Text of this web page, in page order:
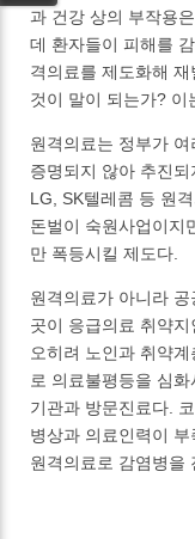
과 건강 상의 부작용
데 환자들이 피해를
격의료를 제도화해
것이 말이 되는가? 이
원격의료는 정부가
증명되지 않아 추진
LG, SK텔레콤 등 원
돈벌이 숙원사업이지
만 폭등시킬 제도다.
원격의료가 아니라
곳이 응급의료 취약
오히려 노인과 취약
로 의료불평등을 심
기관과 방문진료다.
병상과 의료인력이 부
원격의료로 감염병을